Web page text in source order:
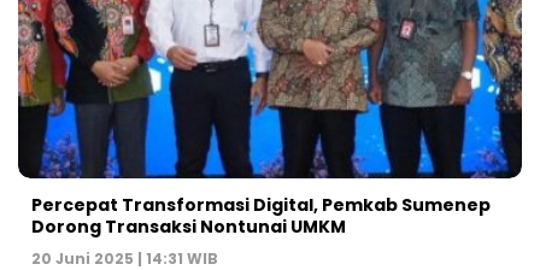
Percepat Transformasi Digital, Pemkab Sumenep
Dorong Transaksi Nontunai UMKM
20 Juni 2025 | 14:31 WIB